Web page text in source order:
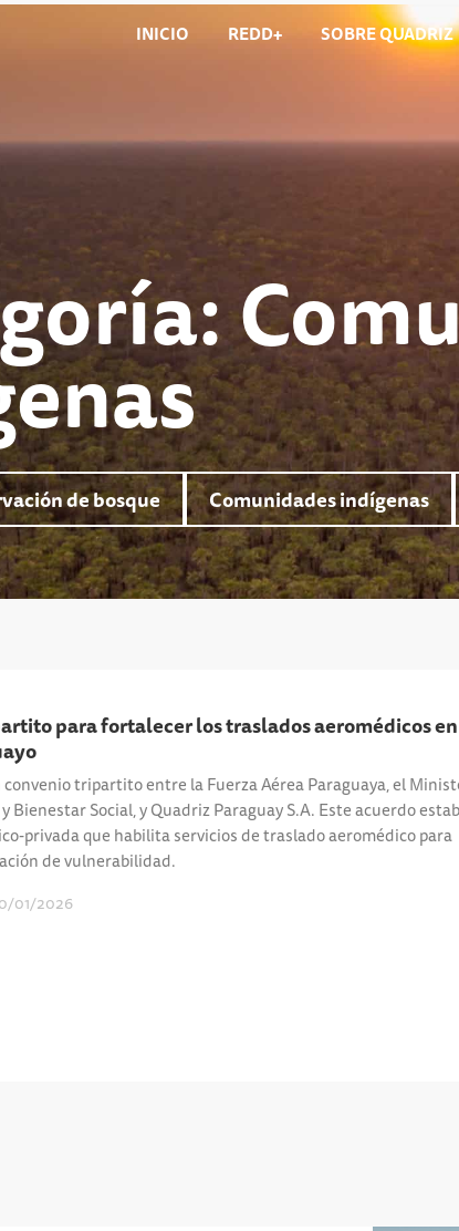
INICIO REDD+ SOBRE QUADRIZ​
de bosque Comunidades indígenas
para fortalecer los traslados aeromédicos
convenio tripartito entre la Fuerza Aérea Paraguaya, el
Bienestar Social, y Quadriz Paraguay S.A. Este acuerdo
privada que habilita servicios de traslado aeromédico para
de vulnerabilidad.
01/2026